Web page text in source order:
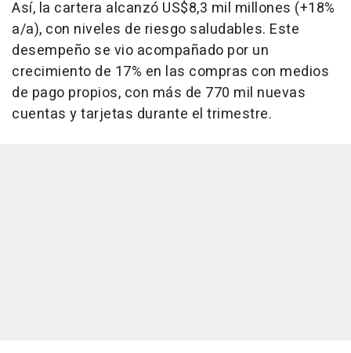
Así, la cartera alcanzó US$8,3 mil millones (+18%
a/a), con niveles de riesgo saludables. Este
desempeño se vio acompañado por un
crecimiento de 17% en las compras con medios
de pago propios, con más de 770 mil nuevas
cuentas y tarjetas durante el trimestre.